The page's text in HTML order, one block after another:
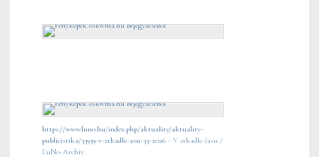
https://www.luno.hu/index.php/aktuality/aktuality-
publicistika/33939-v-zrkadle-asu-33-2026 - V zrkadle času /
ĽuNo-Archív: